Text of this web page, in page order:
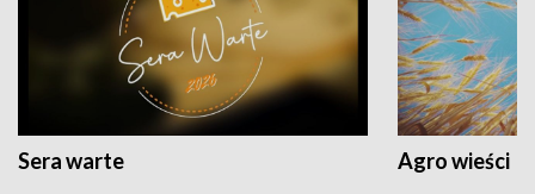
Sera warte Agro wieści